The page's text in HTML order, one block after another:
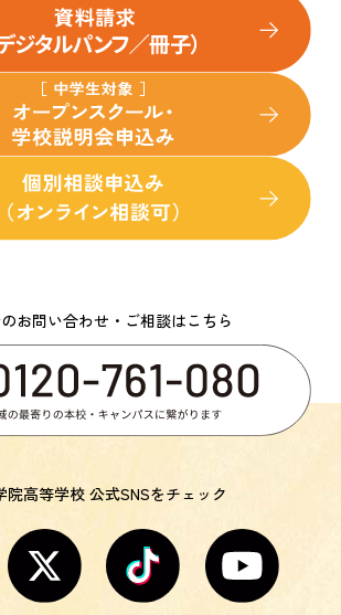
お問い合わせ・ご相談はこちら
院高等学校 公式SNSをチェック